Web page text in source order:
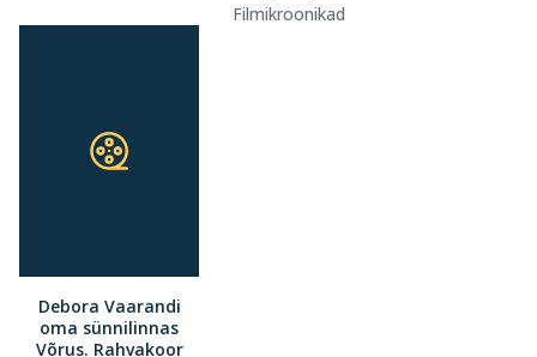
Filmikroonikad
Debora Vaarandi
oma sünnilinnas
Võrus. Rahvakoor